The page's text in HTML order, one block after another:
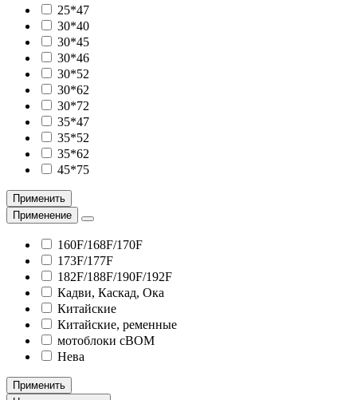
25*47
30*40
30*45
30*46
30*52
30*62
30*72
35*47
35*52
35*62
45*75
Применить
Применение
160F/168F/170F
173F/177F
182F/188F/190F/192F
Кадви, Каскад, Ока
Китайские
Китайские, ременные
мотоблоки сВОМ
Нева
Применить